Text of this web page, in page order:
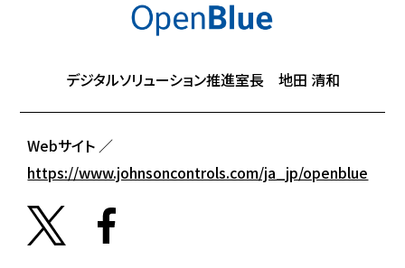
デジタルソリューション推進室長 地田 清和
Webサイト ／
https://www.johnsoncontrols.com/ja_jp/openblue